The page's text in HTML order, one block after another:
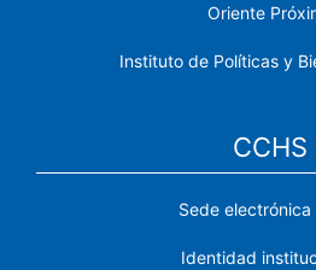
Oriente
Instituto de Políticas y
CCHS
Sede electrónica
Identidad